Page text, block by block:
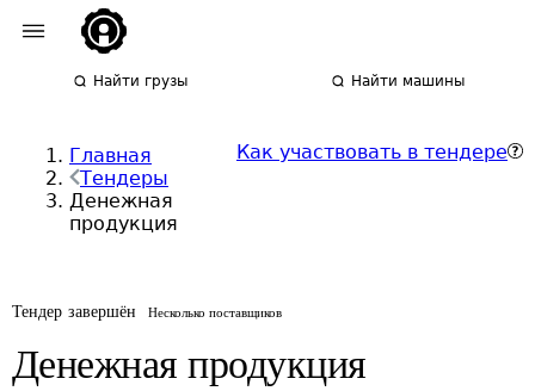
Найти грузы Найти машины
Главная
Тендеры
Денежная
продукция
Как участвовать в тендере
Тендер завершён Несколько поставщиков
Денежная продукция